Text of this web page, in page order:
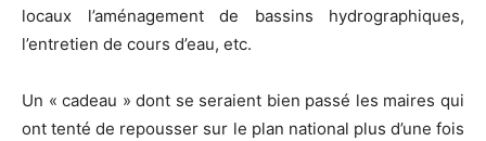
locaux l’aménagement de bassins hydrographiques,
l’entretien de cours d’eau, etc.
Un « cadeau » dont se seraient bien passé les maires qui
ont tenté de repousser sur le plan national plus d’une fois